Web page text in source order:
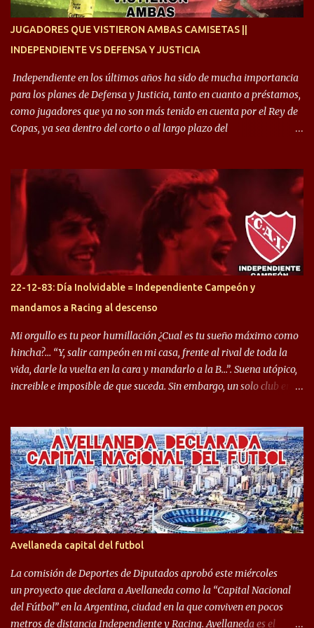
enfocamos en la preparación física. El grupo está encontrando la
JUGADORES QUE VISTIERON AMBAS CAMISETAS ||
INDEPENDIENTE VS DEFENSA Y JUSTICIA
Independiente en los últimos años ha sido de mucha importancia
para los planes de Defensa y Justicia, tanto en cuanto a préstamos,
como jugadores que ya no son más tenido en cuenta por el Rey de
Copas, ya sea dentro del corto o al largo plazo del
Halcón de Varela, como lo es Brian Romero, quien paso a
préstamo allí durante el último mercado de pases y ha rendido de
gran manera, convirtiendo goles importantes, sobre todo en la
copa sudamericana. Pero no sucedió lo mismo en cuanto al
rendimiento que ha producido en el Rojo. Pasando a jugadores que
jugaron en Defensa y ahora están en el rojo, tenemos a la dupla
Gastón Togni y Domingo Blanco, donde ambos explotaron
futbolísticamente hablando en el equipo de Varela, donde, por
ejemplo, el caso de Mingo llego a ser tenido en cuenta para el
Seleccionado Argentino, rendimiento que aún no ha logrado
mostrar en Independiente. En e...
22-12-83: Día Inolvidable = Independiente Campeón y
mandamos a Racing al descenso
Mi orgullo es tu peor humillación ¿Cual es tu sueño máximo como
hincha?… “Y, salir campeón en mi casa, frente al rival de toda la
vida, darle la vuelta en la cara y mandarlo a la B…”. Suena utópico,
increible e imposible de que suceda. Sin embargo, un solo club en el
campeonato del '83 año consagratorio para el Rojo y, por el otro, el
haber mandado al descenso a su eterno rival. 22 de diciembre de
1983 es una fecha que pocos hinchas de Independiente pueden
dejar en el olvido. Es que ese día, el "Rojo" derrotó a Racing por 2 a
0, se consagró campeón y, además, mandó al descenso a su eterno
rival. El clásico de Avellaneda marcó el epílogo del campeonato,
algo totalmente inusual para estas épocas, donde la violencia no
permite encuentros de riesgo sobre el final de los torneos. En la
década del ochenta y con una democracia flo...
Avellaneda capital del futbol
La comisión de Deportes de Diputados aprobó este miércoles
un proyecto que declara a Avellaneda como la “Capital Nacional
del Fútbol” en la Argentina, ciudad en la que conviven en pocos
metros de distancia Independiente y Racing. Avellaneda es el